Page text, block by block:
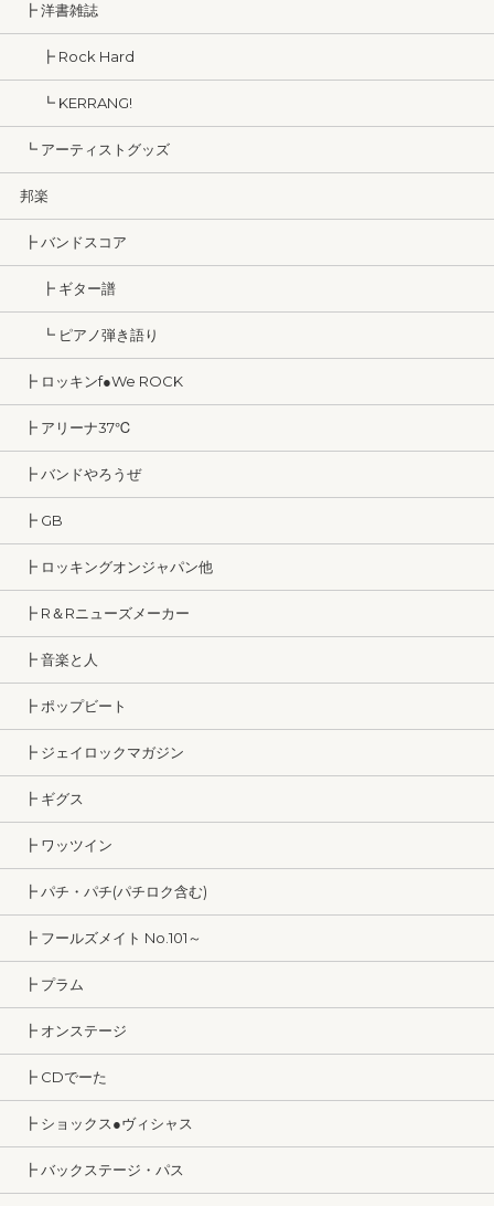
┣ 洋書雑誌
┣ Rock Hard
┗ KERRANG!
┗ アーティストグッズ
邦楽
┣ バンドスコア
┣ ギター譜
┗ ピアノ弾き語り
┣ ロッキンf●We ROCK
┣ アリーナ37℃
┣ バンドやろうぜ
┣ GB
┣ ロッキングオンジャパン他
┣ R＆Rニューズメーカー
┣ 音楽と人
┣ ポップビート
┣ ジェイロックマガジン
┣ ギグス
┣ ワッツイン
┣ パチ・パチ(パチロク含む)
┣ フールズメイト No.101～
┣ プラム
┣ オンステージ
┣ CDでーた
┣ ショックス●ヴィシャス
┣ バックステージ・パス